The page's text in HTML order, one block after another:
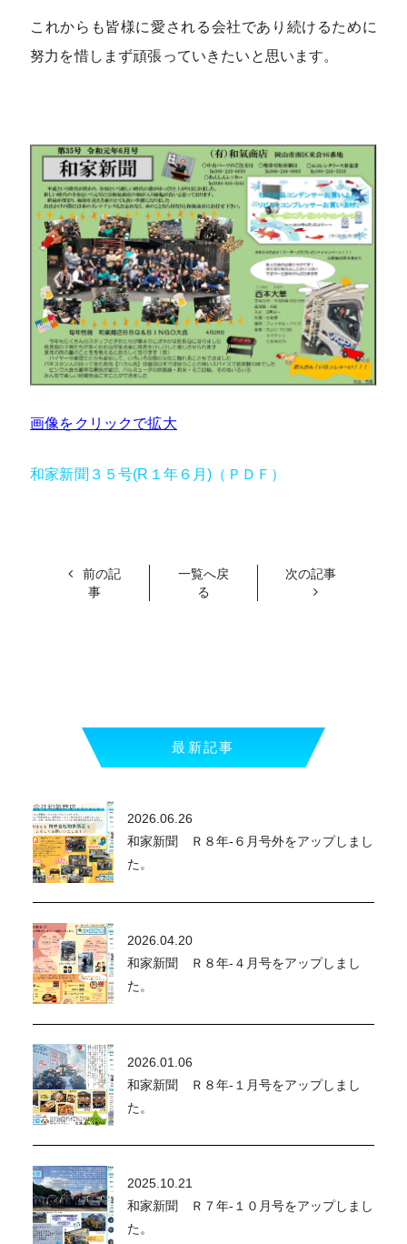
これからも皆様に愛される会社であり続けるために
努力を惜しまず頑張っていきたいと思います。
画像をクリックで拡大
和家新聞３５号(R１年６月) （ＰＤＦ）
前の記
事
一覧へ戻
る
次の記事
最新記事
2026.06.26
和家新聞 Ｒ８年-６月号外をアップしまし
た。
2026.04.20
和家新聞 Ｒ８年-４月号をアップしまし
た。
2026.01.06
和家新聞 Ｒ８年-１月号をアップしまし
た。
2025.10.21
和家新聞 Ｒ７年-１０月号をアップしまし
た。